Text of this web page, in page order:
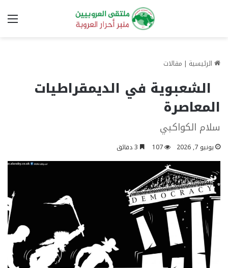
الرئيسية | مقالات
الشعبوية في الديمقراطيات
المعاصرة
سلام الكواكبي
يونيو 7, 2026 107